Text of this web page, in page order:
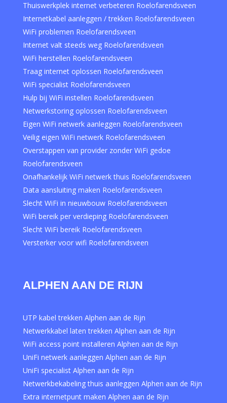
Thuiswerkplek internet verbeteren Roelofarendsveen
Internetkabel aanleggen / trekken Roelofarendsveen
WiFi problemen Roelofarendsveen
Internet valt steeds weg Roelofarendsveen
WiFi herstellen Roelofarendsveen
Traag internet oplossen Roelofarendsveen
WiFi specialist Roelofarendsveen
Hulp bij WiFi instellen Roelofarendsveen
Netwerkstoring oplossen Roelofarendsveen
Eigen WiFi netwerk aanleggen Roelofarendsveen
Veilig eigen WiFi netwerk Roelofarendsveen
Overstappen van provider zonder WiFi gedoe
Roelofarendsveen
Onafhankelijk WiFi netwerk thuis Roelofarendsveen
Data aansluiting maken Roelofarendsveen
Slecht WiFi in nieuwbouw Roelofarendsveen
WiFi bereik per verdieping Roelofarendsveen
Slecht WiFi bereik Roelofarendsveen
Versterker voor wifi Roelofarendsveen
ALPHEN AAN DE RIJN
UTP kabel trekken Alphen aan de Rijn
Netwerkkabel laten trekken Alphen aan de Rijn
WiFi access point installeren Alphen aan de Rijn
UniFi netwerk aanleggen Alphen aan de Rijn
UniFi specialist Alphen aan de Rijn
Netwerkbekabeling thuis aanleggen Alphen aan de Rijn
Extra internetpunt maken Alphen aan de Rijn